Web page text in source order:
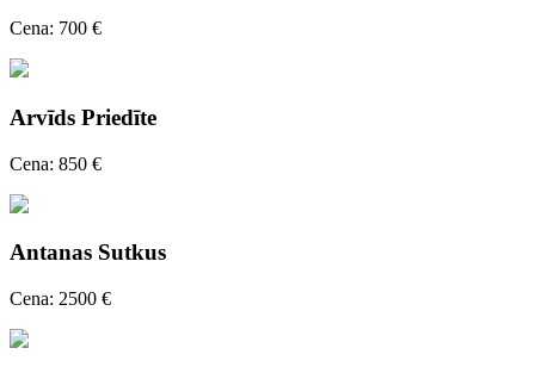
Cena: 700 €
Arvīds Priedīte
Cena: 850 €
Antanas Sutkus
Cena: 2500 €